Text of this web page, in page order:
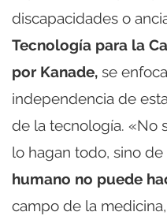
discapacidades o
Tecnología para la
por Kanade, se
independencia de
de la tecnología. «No
lo hagan todo, sino de
humano no puede
campo de la